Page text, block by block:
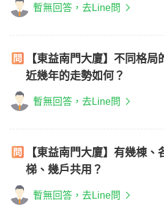
暫無回答，去Line問
【東益南門大廈】不同格局
近幾年的走勢如何？
暫無回答，去Line問
【東益南門大廈】有幾棟
梯、幾戶共用？
暫無回答，去Line問